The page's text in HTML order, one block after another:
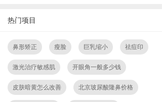
热门项目
鼻形矫正 瘦脸 巨乳缩小 祛痘印
激光治疗敏感肌 开眼角一般多少钱
皮肤暗黄怎么改善 北京玻尿酸隆鼻价格